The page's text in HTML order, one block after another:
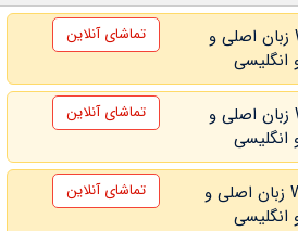
انگلیسی
تماشای آنلاین
انگلیسی
تماشای آنلاین
انگلیسی
تماشای آنلاین